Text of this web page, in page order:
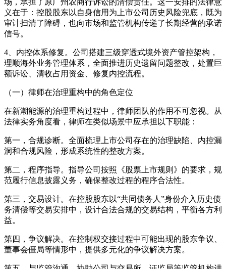
义在于：控股股东以自身信用为上市公司历史风险兜底，既为
审计扫清了障碍，也向市场和监管机构传递了长期经营的承诺
信号。
4、内控体系修复。公司搭建三级穿透式境外资产管控架构，
理顺海外业务管理体系，全面推进历史遗留问题整改，处置巨
额诉讼、清收占用资金、修复内控流程。
（一）律师在治理重构中的角色定位
在新潮能源的治理重构过程中，律师团队的作用不可忽视。从
法律实务角度看，律师在类似场景中应承担以下职能：
第一，合规诊断。全面梳理上市公司存在的治理缺陷、内控漏
洞和合规风险，形成系统性的整改方案。
第二，程序指导。指导公司按照《股票上市规则》的要求，规
范履行信息披露义务，确保整改过程的程序合法性。
第三，交易设计。在控股股东以“共同债务人”身份介入历史债
务清偿等交易安排中，设计合法合规的交易结构，平衡各方利
益。
第四，争议解决。在控制权交接过程中可能出现的股东争议、
董事会僵局等情形中，提供多元化的争议解决方案。